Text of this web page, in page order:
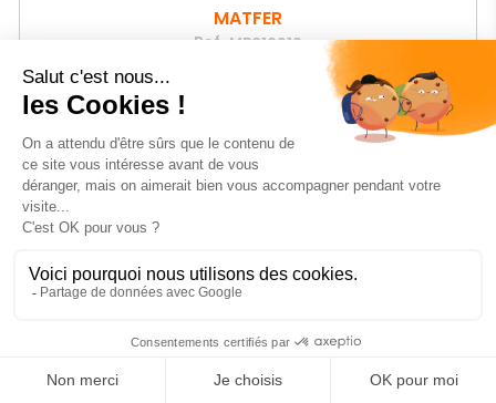
MATFER
Ref. MR310610
-36%
Prix
Prix
de
44,35 € HT